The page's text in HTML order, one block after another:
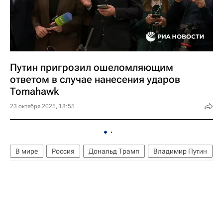
Путин пригрозил ошеломляющим
ответом в случае нанесения ударов
Tomahawk
23 октября 2025, 18:55
В мире Россия Дональд Трамп Владимир Путин